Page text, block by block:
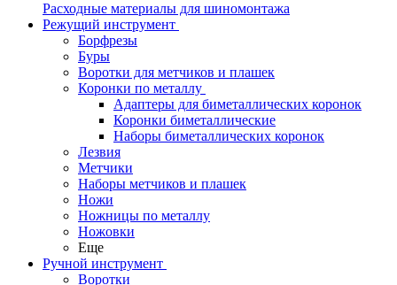
Расходные материалы для шиномонтажа
Режущий инструмент
Борфрезы
Буры
Воротки для метчиков и плашек
Коронки по металлу
Адаптеры для биметаллических коронок
Коронки биметаллические
Наборы биметаллических коронок
Лезвия
Метчики
Наборы метчиков и плашек
Ножи
Ножницы по металлу
Ножовки
Еще
Ручной инструмент
Воротки